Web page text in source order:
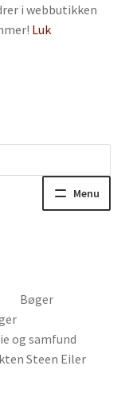
i webbutikken
Luk
Menu
Bøger
og samfund
Steen Eiler